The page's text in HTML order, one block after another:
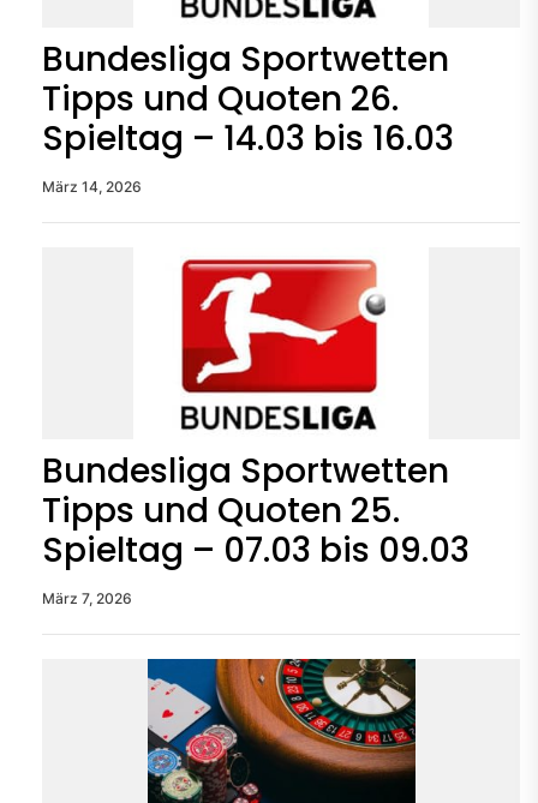
Bundesliga Sportwetten
Tipps und Quoten 26.
Spieltag – 14.03 bis 16.03
März 14, 2026
Bundesliga Sportwetten
Tipps und Quoten 25.
Spieltag – 07.03 bis 09.03
März 7, 2026